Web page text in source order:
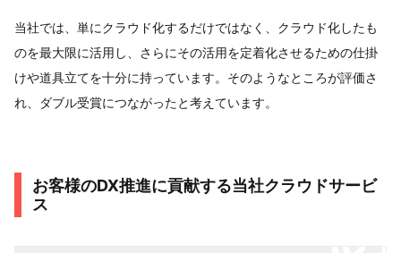
当社では、単にクラウド化するだけではなく、クラウド化したも
のを最大限に活用し、さらにその活用を定着化させるための仕掛
けや道具立てを十分に持っています。そのようなところが評価さ
れ、ダブル受賞につながったと考えています。
お客様のDX推進に貢献する当社クラウドサービ
ス